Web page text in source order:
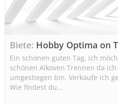
Biete Hobby Optima on
Ein schönen guten Tag, ich
schönen Alkoven Trennen da
umgestiegen bin. Verkaufe ich
Wie findest du…